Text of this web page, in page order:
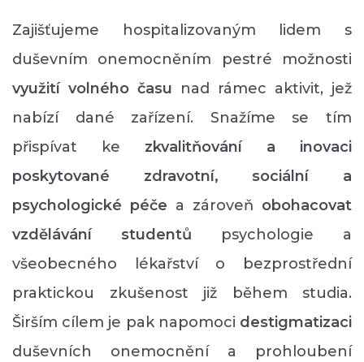
Zajišťujeme hospitalizovaným lidem s
duševním onemocněním pestré možnosti
využití volného času nad rámec aktivit, jež
nabízí dané zařízení. Snažíme se tím
přispívat ke zkvalitňování a inovaci
poskytované zdravotní, sociální a
psychologické péče a zároveň obohacovat
vzdělávání studentů psychologie a
všeobecného lékařství o bezprostřední
praktickou zkušenost již během studia.
Širším cílem je pak napomoci destigmatizaci
duševních onemocnění a prohloubení